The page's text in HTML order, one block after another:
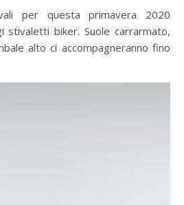
biker. Suole carrarmato,
alto ci accompagneranno fino